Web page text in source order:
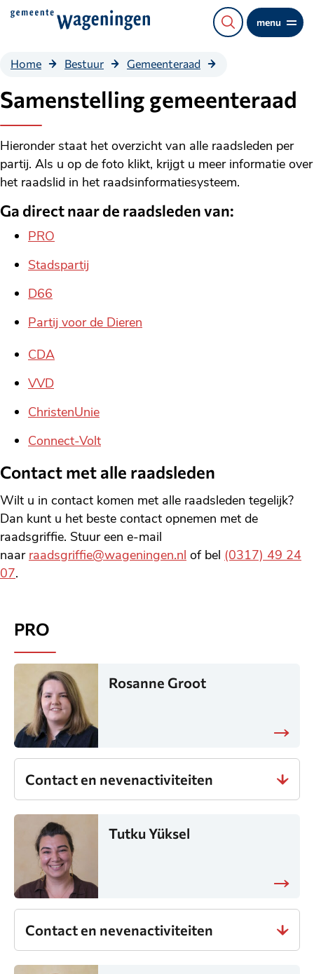
Direct
content
menu
Home Bestuur Gemeenteraad
Samenstelling gemeenteraad
Hieronder staat het overzicht van alle raadsleden per
partij. Als u op de foto klikt, krijgt u meer informatie over
het raadslid in het raadsinformatiesysteem.
Ga direct naar de raadsleden van:
PRO
Stadspartij
D66
Partij voor de Dieren
CDA
VVD
ChristenUnie
Connect-Volt
Contact met alle raadsleden
Wilt u in contact komen met alle raadsleden tegelijk?
Dan kunt u het beste contact opnemen met de
raadsgriffie. Stuur een e-mail
naar raadsgriffie@wageningen.nl of bel (0317) 49 24
07.
PRO
Rosanne Groot
Contact en nevenactiviteiten
Tutku Yüksel
Contact en nevenactiviteiten